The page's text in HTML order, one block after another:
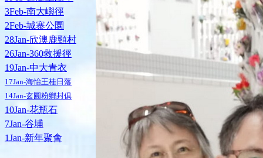
3Feb-南大嶼徑
2Feb-城寨公圜
28Jan-欣澳鹿頸村
26Jan-360救援徑
19Jan-中大青衣
17Jan-海怡王桂日落
14Jan-玄圓粉鄉封俱
10Jan-花瓶石
7Jan-谷埔
1Jan-新年聚會